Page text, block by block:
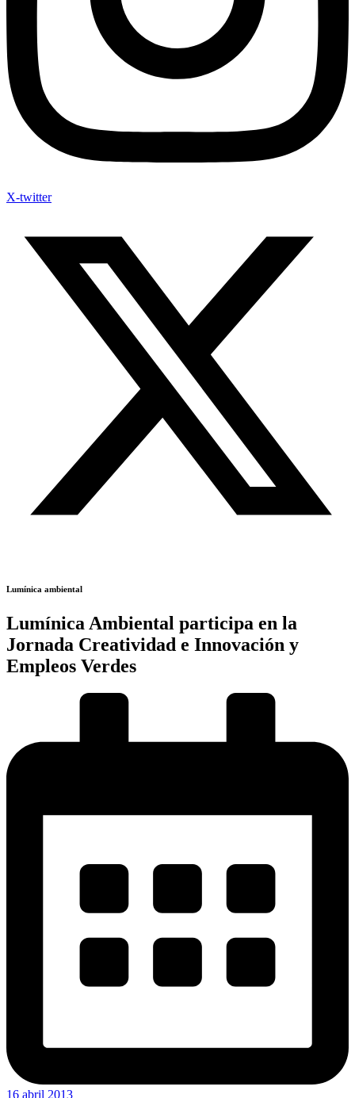
X-twitter
Lumínica ambiental
Lumínica Ambiental participa en la
Jornada Creatividad e Innovación y
Empleos Verdes
16 abril 2013